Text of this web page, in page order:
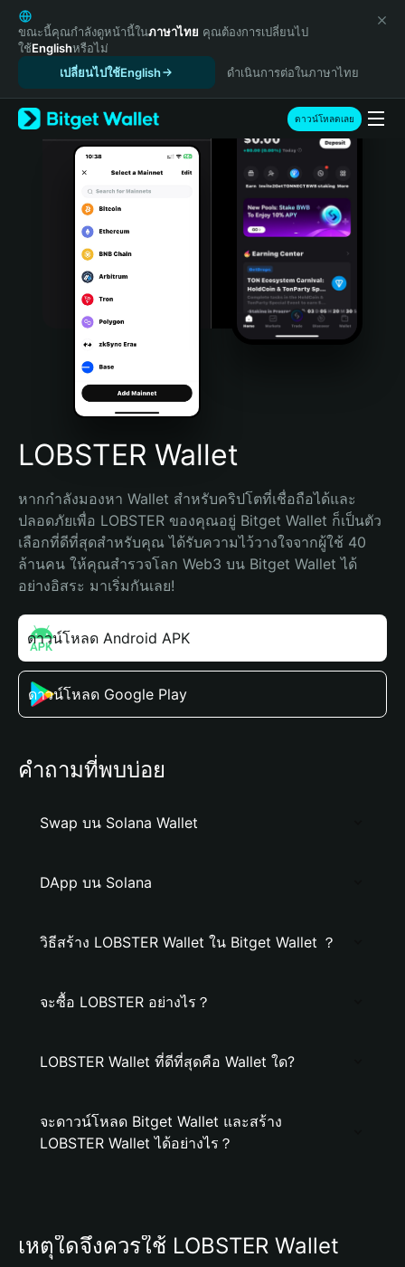
English
日本語
Tiếng Việt
Español (Latinoamérica)
Türkçe
Italiano
Português (Portugal)
Bahasa Indonesia
Português (Brasil)
Español (Argentina)
ขณะนี้คุณกำลังดูหน้านี้ในภาษาไทย คุณต้องการเปลี่ยนไป
ใช้Englishหรือไม่
เปลี่ยนไปใช้English
ดำเนินการต่อในภาษาไทย
ดาวน์โหลดเลย
LOBSTER Wallet
หากกำลังมองหา Wallet สำหรับคริปโตที่เชื่อถือได้และ
ปลอดภัยเพื่อ LOBSTER ของคุณอยู่ Bitget Wallet ก็เป็นตัว
เลือกที่ดีที่สุดสำหรับคุณ ได้รับความไว้วางใจจากผู้ใช้ 40
ล้านคน ให้คุณสำรวจโลก Web3 บน Bitget Wallet ได้
อย่างอิสระ มาเริ่มกันเลย!
ดาวน์โหลด Android APK
ดาวน์โหลด Google Play
คำถามที่พบบ่อย
Swap บน Solana Wallet
DApp บน Solana
วิธีสร้าง LOBSTER Wallet ใน Bitget Wallet ？
จะซื้อ LOBSTER อย่างไร？
LOBSTER Wallet ที่ดีที่สุดคือ Wallet ใด?
จะดาวน์โหลด Bitget Wallet และสร้าง
LOBSTER Wallet ได้อย่างไร？
เหตุใดจึงควรใช้ LOBSTER Wallet